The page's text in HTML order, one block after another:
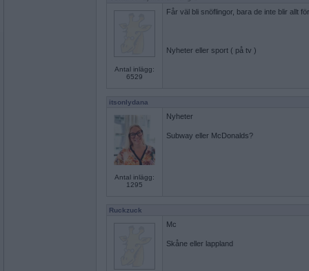
Antal inlägg:
6529
Får väl bli snöflingor, bara de inte blir allt
Nyheter eller sport ( på tv )
itsonlydana
Antal inlägg:
1295
Nyheter
Subway eller McDonalds?
Ruckzuck
Mc
Skåne eller lappland